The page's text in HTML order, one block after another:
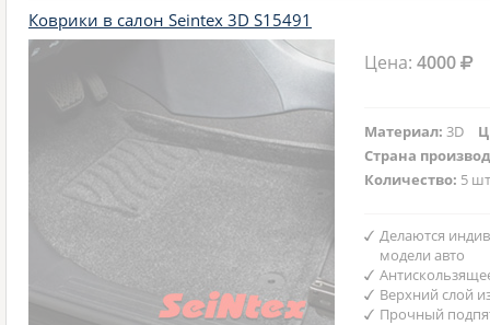
Коврики в салон Seintex 3D S15491
Цена:4000
Материал:3D
Страна
Количество: 5
Делаются
модели авто
Верхний слой
Прочный